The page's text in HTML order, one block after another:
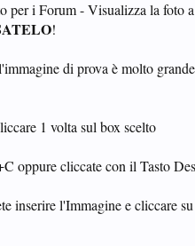
per i Forum - Visualizza la foto a
!
di prova è molto
1 volta sul box scelto
oppure cliccate con il Tasto
inserire l'Immagine e cliccare